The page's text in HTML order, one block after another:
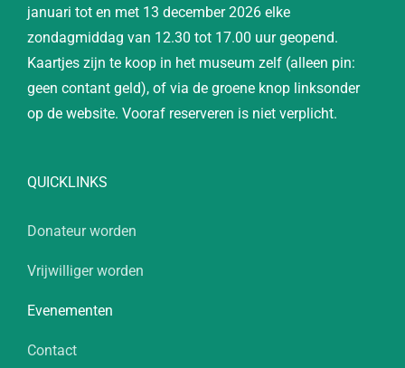
januari tot en met 13 december 2026 elke
zondagmiddag van 12.30 tot 17.00 uur geopend.
Kaartjes zijn te koop in het museum zelf (alleen pin:
geen contant geld), of via de groene knop linksonder
op de website. Vooraf reserveren is niet verplicht.
QUICKLINKS
Donateur worden
Vrijwilliger worden
Evenementen
Contact